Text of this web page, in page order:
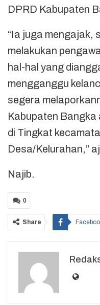
DPRD Kabupaten
“Ia juga mengajak,
melakukan
hal-hal yang
mengganggu
segera
Kabupaten Bangka
di Tingkat
Desa/Kelurahan,”
Najib.
0
Share